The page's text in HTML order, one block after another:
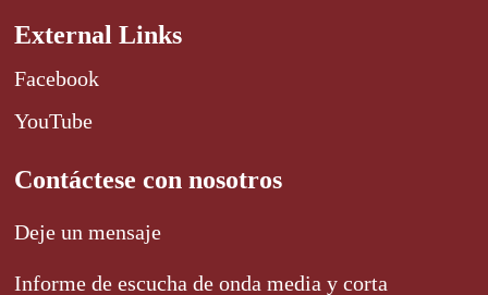
External Links
Facebook
YouTube
Contáctese con nosotros
Deje un mensaje
Informe de escucha de onda media y corta